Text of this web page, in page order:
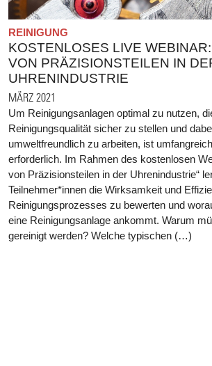
REINIGUNG
KOSTENLOSES LIVE
VON PRÄZISIONSTEILEN IN
UHRENINDUSTRIE
MÄRZ 2021
Um Reinigungsanlagen optimal zu nutzen,
Reinigungsqualität sicher zu stellen und
umweltfreundlich zu arbeiten, ist
erforderlich. Im Rahmen des kostenlosen
von Präzisionsteilen in der Uhrenindustrie“
Teilnehmer*innen die Wirksamkeit und
Reinigungsprozesses zu bewerten und
eine Reinigungsanlage ankommt. Warum
gereinigt werden? Welche typischen (…)